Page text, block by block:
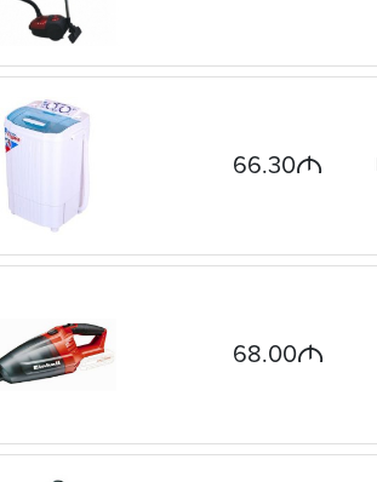
66.30M
68.00M